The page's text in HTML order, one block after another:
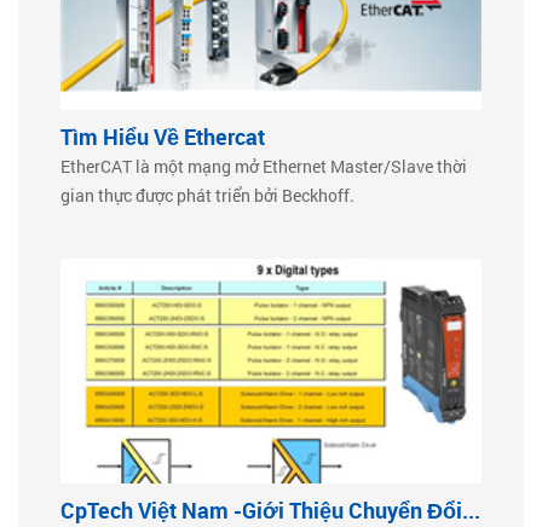
Tìm Hiểu Về Ethercat
EtherCAT là một mạng mở Ethernet Master/Slave thời
gian thực được phát triển bởi Beckhoff.
CpTech Việt Nam -Giới Thiệu Chuyển Đổi...